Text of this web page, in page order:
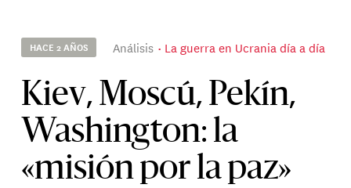
HACE 2 AÑOS Análisis La guerra en Ucrania día a día
Kiev, Moscú, Pekín,
Washington: la
«misión por la paz»